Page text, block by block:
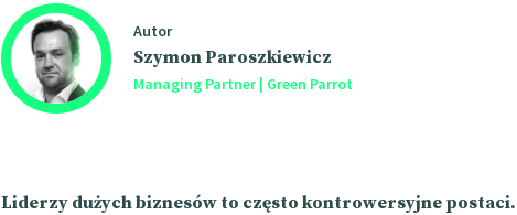
Autor
Szymon Paroszkiewicz
Managing Partner | Green Parrot
Liderzy dużych biznesów to często kontrowersyjne